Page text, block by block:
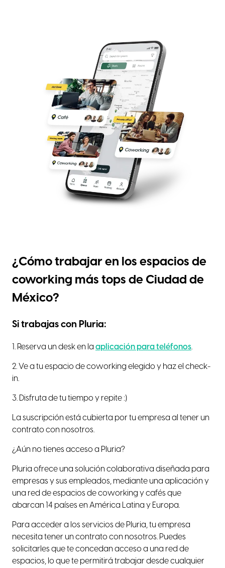
¿Cómo trabajar en los espacios de
coworking más tops de Ciudad de
México?
Si trabajas con Pluria:
1. Reserva un desk en la aplicación para teléfonos.
2. Ve a tu espacio de coworking elegido y haz el check-
in.
3. Disfruta de tu tiempo y repite :)
La suscripción está cubierta por tu empresa al tener un
contrato con nosotros.
¿Aún no tienes acceso a Pluria?
Pluria ofrece una solución colaborativa diseñada para
empresas y sus empleados, mediante una aplicación y
una red de espacios de coworking y cafés que
abarcan 14 países en América Latina y Europa.
Para acceder a los servicios de Pluria, tu empresa
necesita tener un contrato con nosotros. Puedes
solicitarles que te concedan acceso a una red de
espacios, lo que te permitirá trabajar desde cualquier